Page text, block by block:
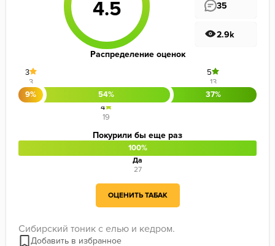
Сибирский тоник с елью и кедром.
35
2.9k
Распределение оценок
9%
3
3
54%
4
19
37%
5
13
Покурили бы еще раз
100%
Да
27
ОЦЕНИТЬ ТАБАК